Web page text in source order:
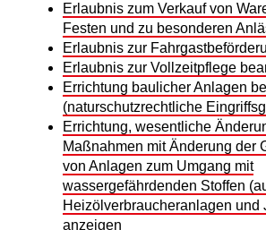
Erlaubnis zum Verkauf von
Festen und zu besonderen
Erlaubnis zur
Erlaubnis zur Vollzeitpflege
Errichtung baulicher Anlagen
(naturschutzrechtliche
Errichtung, wesentliche
Maßnahmen mit Änderung der
von Anlagen zum Umgang mit
wassergefährdenden Stoffen
Heizölverbraucheranlagen und
anzeigen